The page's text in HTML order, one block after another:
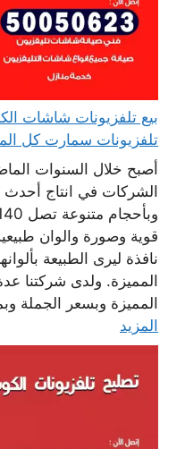
تلفزيونات سمارت كل
أصبح خلال السنوات
الشركات في انتاج
قوية وصورة والوان
نافذة ليرى الطبيعة
المميزة. ولدى
المميزة وبسعر الجملة
المزيد